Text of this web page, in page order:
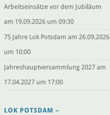
Arbeitseinsätze vor dem Jubiläum
am 19.09.2026 um 09:30
75 Jahre Lok Potsdam am 26.09.2026
um 10:00
Jahreshauptversammlung 2027 am
17.04.2027 um 17:00
LOK POTSDAM –